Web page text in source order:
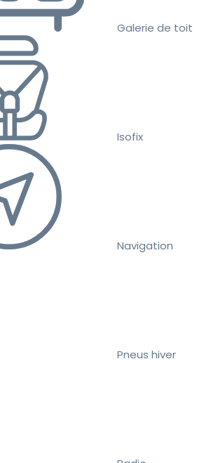
Galerie de toit
Isofix
Navigation
Pneus hiver